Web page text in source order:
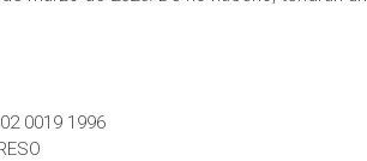
0019 1996